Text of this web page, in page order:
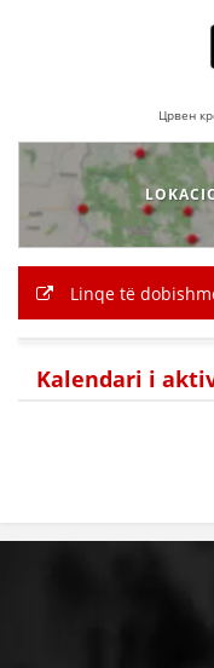
VEPRIMTARI
Црвен
Linqe të
Kalendari i